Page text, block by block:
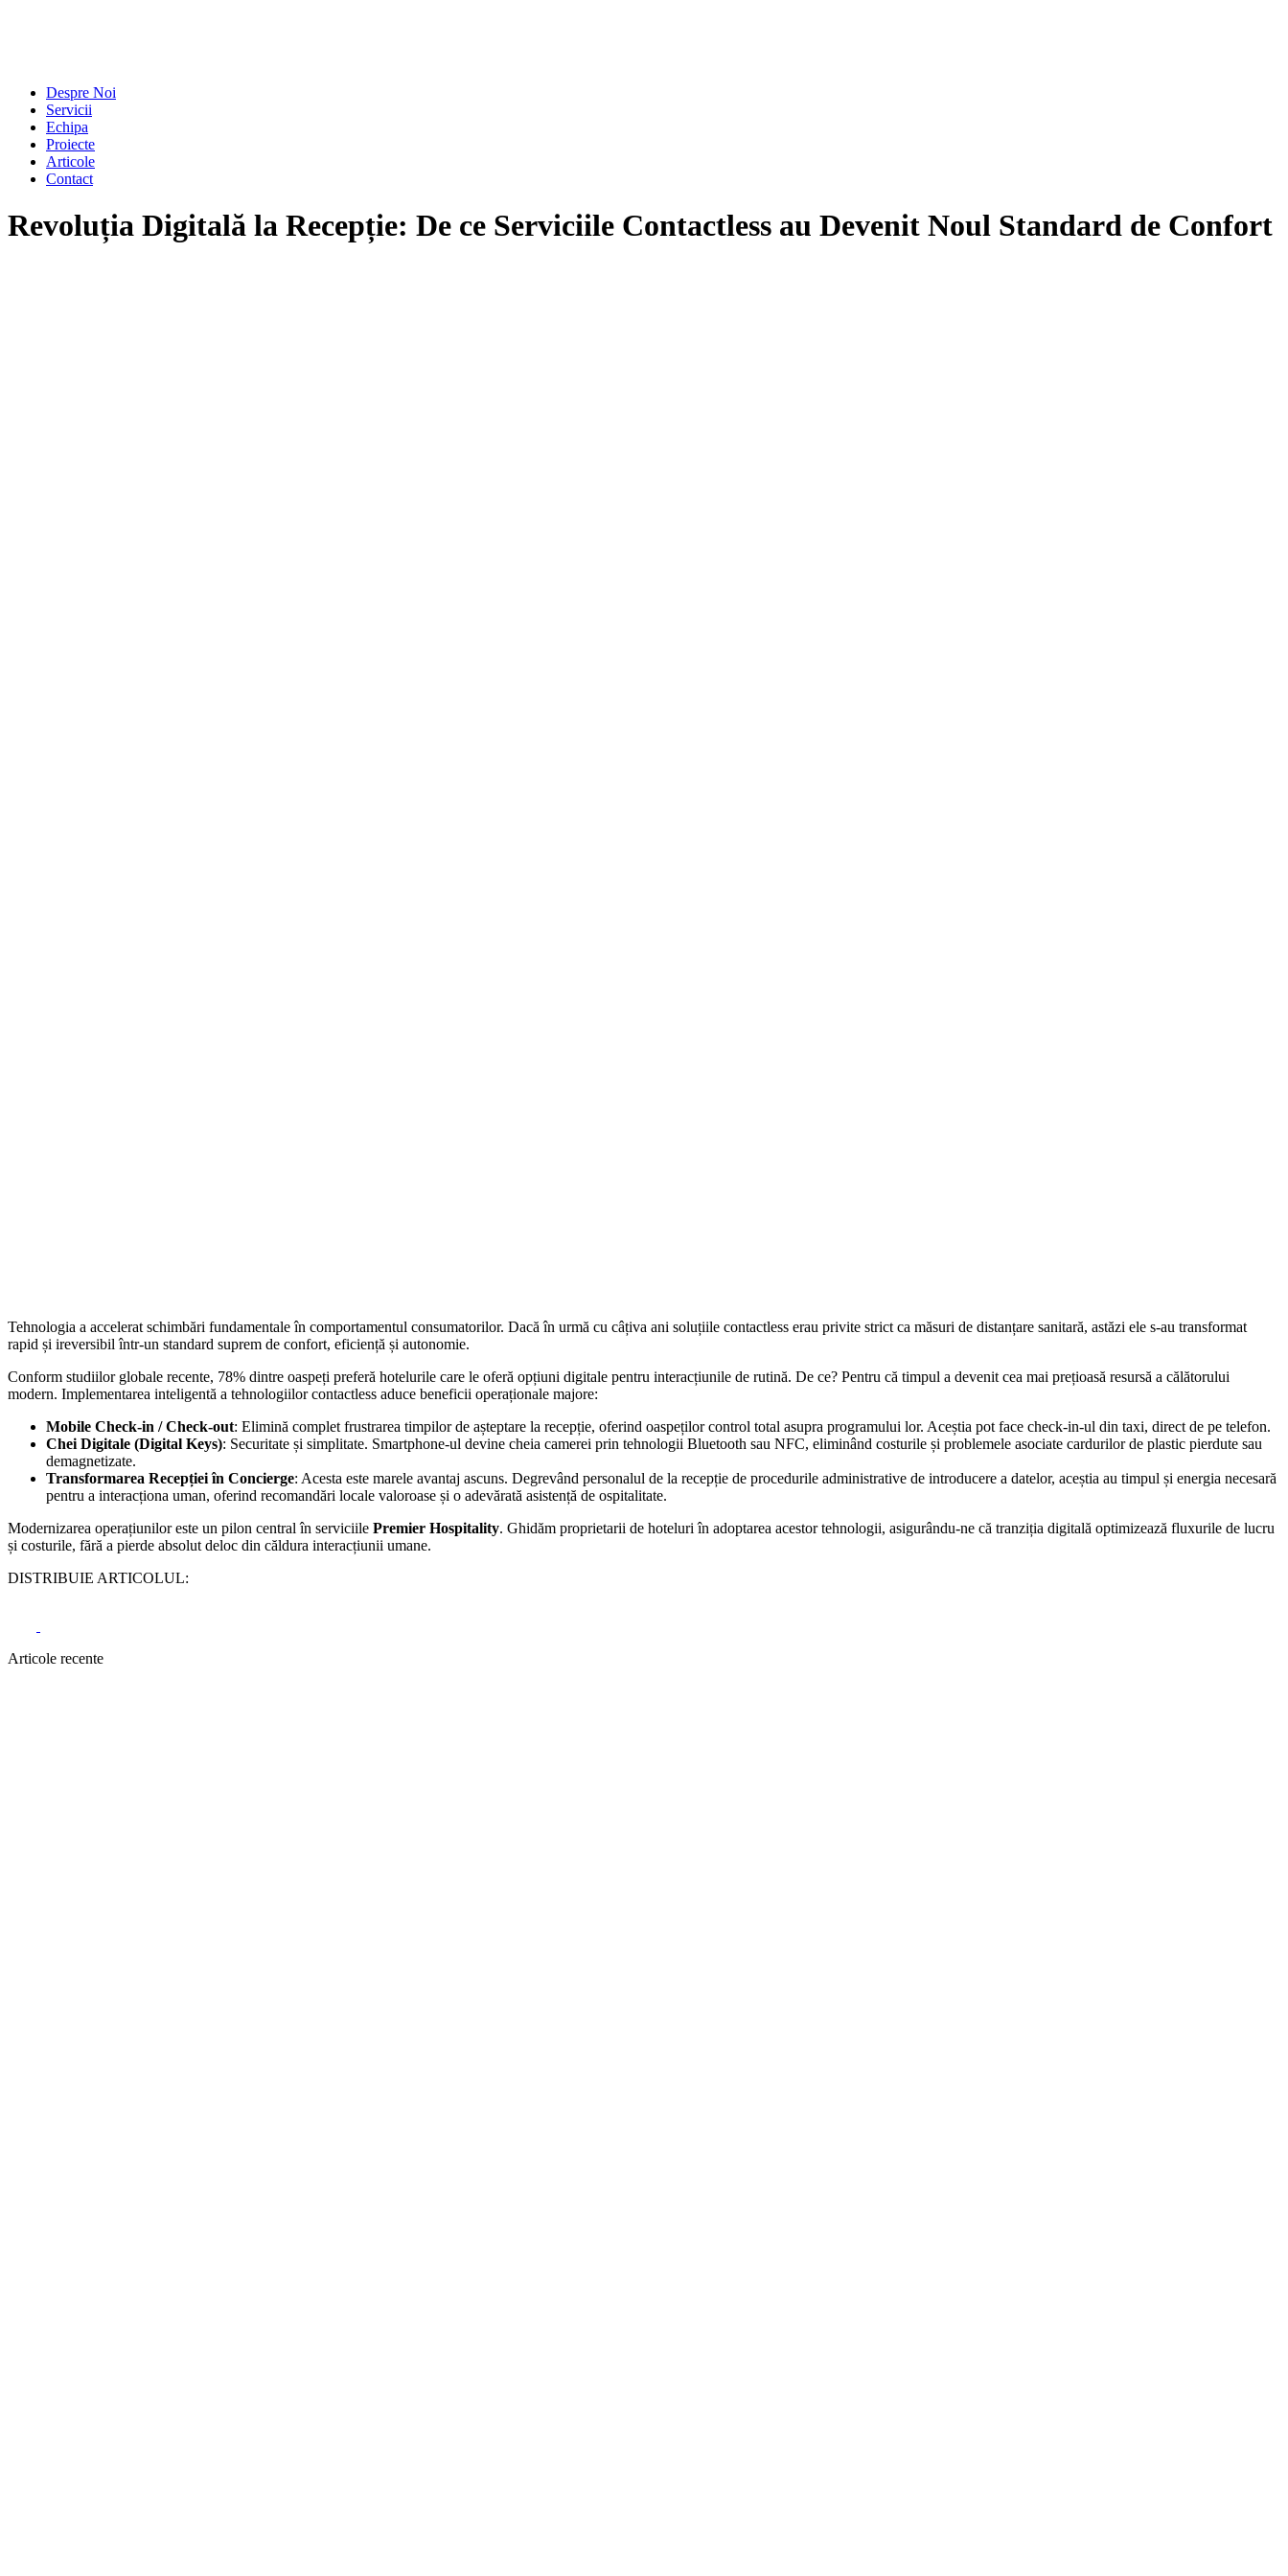
Despre Noi
Servicii
Echipa
Proiecte
Articole
Contact
Revoluția Digitală la Recepție: De ce Serviciile Contactless au Devenit Noul Standard de Confort
Tehnologia a accelerat schimbări fundamentale în comportamentul consumatorilor. Dacă în urmă cu câțiva ani soluțiile contactless erau privite strict ca măsuri de distanțare sanitară, astăzi ele s-au transformat
rapid și ireversibil într-un standard suprem de confort, eficiență și autonomie.
Conform studiilor globale recente, 78% dintre oaspeți preferă hotelurile care le oferă opțiuni digitale pentru interacțiunile de rutină. De ce? Pentru că timpul a devenit cea mai prețioasă resursă a călătorului
modern. Implementarea inteligentă a tehnologiilor contactless aduce beneficii operaționale majore:
Mobile Check-in / Check-out: Elimină complet frustrarea timpilor de așteptare la recepție, oferind oaspeților control total asupra programului lor. Aceștia pot face check-in-ul din taxi, direct de pe telefon.
Chei Digitale (Digital Keys): Securitate și simplitate. Smartphone-ul devine cheia camerei prin tehnologii Bluetooth sau NFC, eliminând costurile și problemele asociate cardurilor de plastic pierdute sau
demagnetizate.
Transformarea Recepției în Concierge: Acesta este marele avantaj ascuns. Degrevând personalul de la recepție de procedurile administrative de introducere a datelor, aceștia au timpul și energia necesară
pentru a interacționa uman, oferind recomandări locale valoroase și o adevărată asistență de ospitalitate.
Modernizarea operațiunilor este un pilon central în serviciile Premier Hospitality. Ghidăm proprietarii de hoteluri în adoptarea acestor tehnologii, asigurându-ne că tranziția digitală optimizează fluxurile de lucru
și costurile, fără a pierde absolut deloc din căldura interacțiunii umane.
DISTRIBUIE ARTICOLUL:
Articole recente